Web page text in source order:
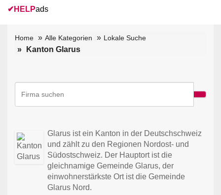
✔ HELPads
Home Alle Kategorien Lokale Suche
Kanton Glarus
Glarus ist ein Kanton in der Deutschschweiz
und zählt zu den Regionen Nordost- und
Südostschweiz. Der Hauptort ist die
gleichnamige Gemeinde Glarus, der
einwohnerstärkste Ort ist die Gemeinde
Glarus Nord.